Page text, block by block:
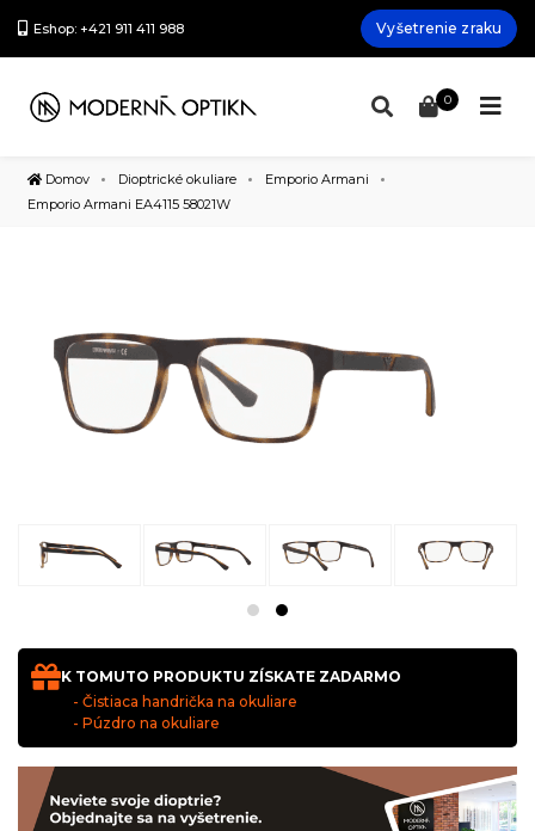
Eshop: +421 911 411 988 Vyšetrenie zraku
0
Domov Dioptrické okuliare
Emporio Armani
Emporio Armani EA4115 58021W
K TOMUTO PRODUKTU ZÍSKATE ZADARMO
- Čistiaca handrička na okuliare
- Púzdro na okuliare